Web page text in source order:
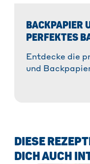
BACKPAPIER
PERFEKTES
Entdecke die
und
DIESE
DICH AUCH